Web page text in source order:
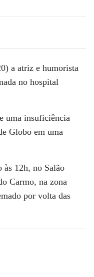
Morre a atriz Claudia Jimenez aos 63 anos | CNN SÁBADO
a atriz e humorista
no hospital
uma insuficiência
Globo em uma
12h, no Salão
Carmo, na zona
por volta das